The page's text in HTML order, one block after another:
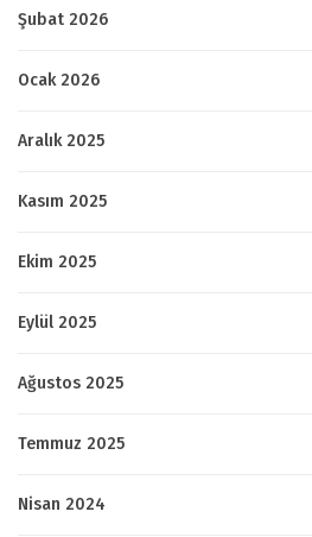
Şubat 2026
Ocak 2026
Aralık 2025
Kasım 2025
Ekim 2025
Eylül 2025
Ağustos 2025
Temmuz 2025
Nisan 2024